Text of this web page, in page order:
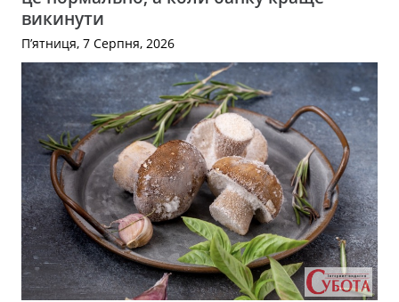
викинути
П’ятниця, 7 Серпня, 2026